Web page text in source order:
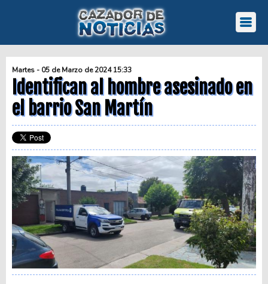
Martes - 05 de Marzo de 2024 15:33
Identifican al hombre asesinado en
el barrio San Martín